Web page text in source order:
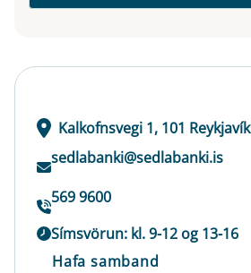
Kalkofnsvegi 1, 101 Reykjavík
sedlabanki@sedlabanki.is
569 9600
Símsvörun: kl. 9-12 og 13-16
Hafa samband